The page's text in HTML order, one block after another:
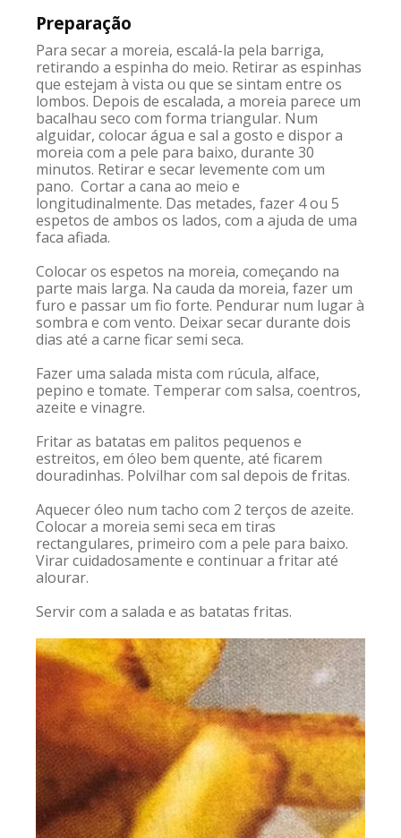
Preparação
Para secar a moreia, escalá-la pela barriga,
retirando a espinha do meio. Retirar as espinhas
que estejam à vista ou que se sintam entre os
lombos. Depois de escalada, a moreia parece um
bacalhau seco com forma triangular. Num
alguidar, colocar água e sal a gosto e dispor a
moreia com a pele para baixo, durante 30
minutos. Retirar e secar levemente com um
pano. Cortar a cana ao meio e
longitudinalmente. Das metades, fazer 4 ou 5
espetos de ambos os lados, com a ajuda de uma
faca afiada.
Colocar os espetos na moreia, começando na
parte mais larga. Na cauda da moreia, fazer um
furo e passar um fio forte. Pendurar num lugar à
sombra e com vento. Deixar secar durante dois
dias até a carne ficar semi seca.
Fazer uma salada mista com rúcula, alface,
pepino e tomate. Temperar com salsa, coentros,
azeite e vinagre.
Fritar as batatas em palitos pequenos e
estreitos, em óleo bem quente, até ficarem
douradinhas. Polvilhar com sal depois de fritas.
Aquecer óleo num tacho com 2 terços de azeite.
Colocar a moreia semi seca em tiras
rectangulares, primeiro com a pele para baixo.
Virar cuidadosamente e continuar a fritar até
alourar.
Servir com a salada e as batatas fritas.